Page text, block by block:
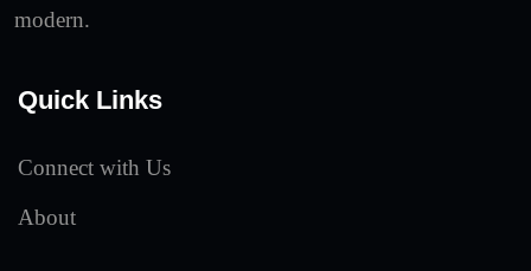
modern.
Quick Links
Connect with Us
About